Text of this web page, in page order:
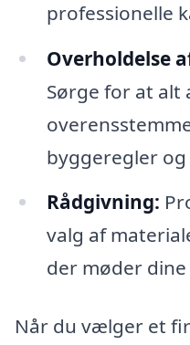
professionelle
Overholdelse
Sørge for at alt
byggeregler
Rådgivning:
valg af
der møder
Når du vælger et